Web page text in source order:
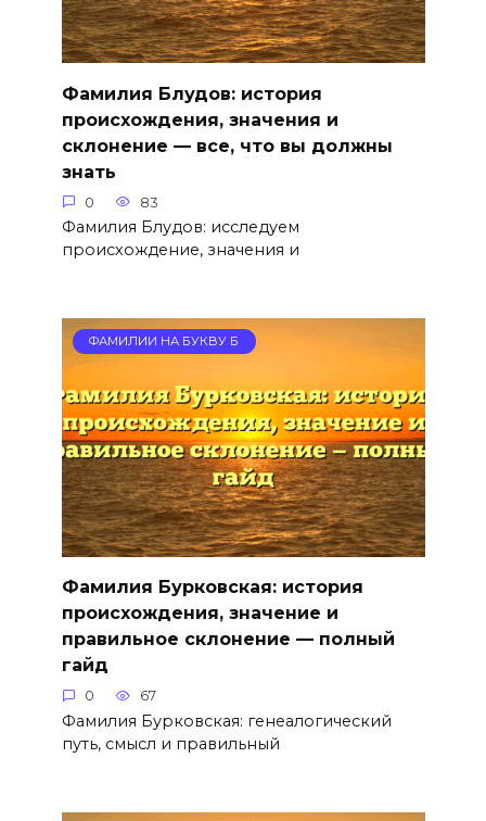
Фамилия Блудов: история
происхождения, значения и
склонение — все, что вы должны
знать
0 83
Фамилия Блудов: исследуем
происхождение, значения и
ФАМИЛИИ НА БУКВУ Б
Фамилия Бурковская: история
происхождения, значение и
правильное склонение — полный
гайд
0 67
Фамилия Бурковская: генеалогический
путь, смысл и правильный